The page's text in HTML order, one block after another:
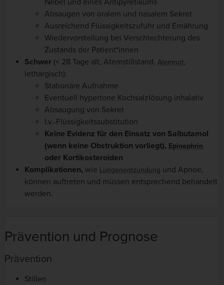
Absaugen von oralem und nasalem Sekret
Ausreichend Flüssigkeitszufuhr und Ernährung
Wiedervorstellung bei Verschlechterung des
Zustands der Patient*innen
Schwer (< 28 Tage alt, Atemstillstand, Atemnot,
lethargisch):
Stationäre Aufnahme
Eventuell hypertone Kochsalzlösung inhalativ
Absaugung von Sekret
I.v.-Flüssigkeitssubstitution
Keine Evidenz für den Einsatz von Salbutamol
(wenn keine Obstruktion vorliegt), Epinephrin
oder Kortikosteroiden
Komplikationen, wie Lungenentzündung und Apnoe,
können auftreten und müssen entsprechend behandelt
werden.
Prävention und Prognose
Prävention
Stillen